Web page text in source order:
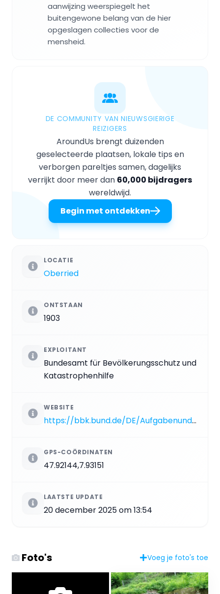
aanwijzing weerspiegelt het
buitengewone belang van de hier
opgeslagen collecties voor de
mensheid.
DE COMMUNITY VAN NIEUWSGIERIGE
REIZIGERS
AroundUs brengt duizenden
geselecteerde plaatsen, lokale tips en
verborgen pareltjes samen, dagelijks
verrijkt door meer dan 60,000 bijdragers
wereldwijd.
Begin met ontdekken
LOCATIE
Oberried
ONTSTAAN
1903
EXPLOITANT
Bundesamt für Bevölkerungsschutz und
Katastrophenhilfe
WEBSITE
https://bbk.bund.de/DE/AufgabenundAusstattung/Kulturgutschutz/ZentralerBergungsort/zentralerbergungsort_node.html
GPS-COÖRDINATEN
47.92144,7.93151
LAATSTE UPDATE
20 december 2025 om 13:54
Foto's Voeg je foto's toe